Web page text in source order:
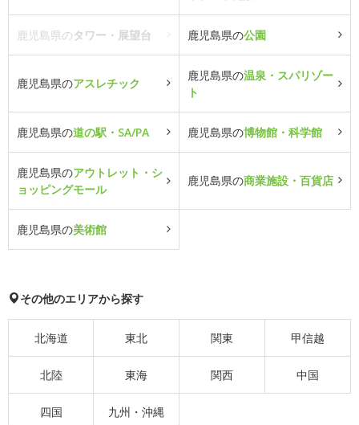
鹿児島県のタワー・展望台 鹿児島県の公園
鹿児島県のアスレチック
鹿児島県の温泉・スパリゾー
ト
鹿児島県の道の駅・SA/PA 鹿児島県の博物館・科学館
鹿児島県のアウトレット・シ
ョッピングモール
鹿児島県の商業施設・百貨店
鹿児島県の美術館
その他のエリアから探す
北海道 東北 関東 甲信越
北陸 東海 関西 中国
四国 九州・沖縄